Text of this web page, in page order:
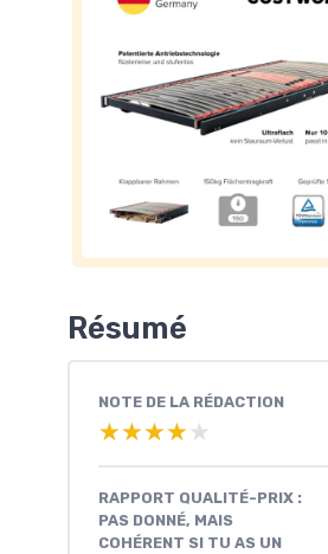
Résumé
NOTE DE LA RÉDACTION
★★★★★
★★★★★
RAPPORT QUALITÉ-PRIX :
PAS DONNÉ, MAIS
COHÉRENT SI TU AS UN